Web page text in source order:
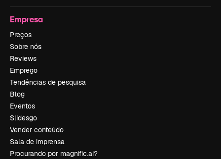
Empresa
Preços
Sobre nós
Reviews
Emprego
Tendências de pesquisa
Blog
Eventos
Slidesgo
Vender conteúdo
Sala de imprensa
Procurando por magnific.ai?